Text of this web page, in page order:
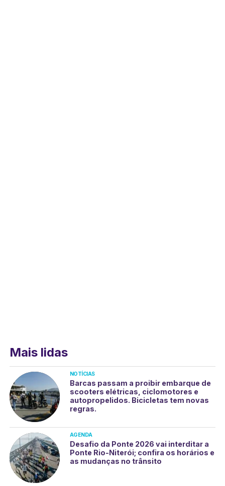
Mais lidas
NOTÍCIAS
Barcas passam a proibir embarque de
scooters elétricas, ciclomotores e
autopropelidos. Bicicletas tem novas
regras.
AGENDA
Desafio da Ponte 2026 vai interditar a
Ponte Rio-Niterói; confira os horários e
as mudanças no trânsito